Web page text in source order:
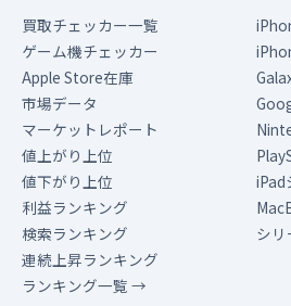
買取チェッカー一覧
ゲーム機チェッカー
Apple Store在庫
市場データ
マーケットレポート
値上がり上位
値下がり上位
利益ランキング
検索ランキング
連続上昇ランキング
ランキング一覧 →
iPad
シ